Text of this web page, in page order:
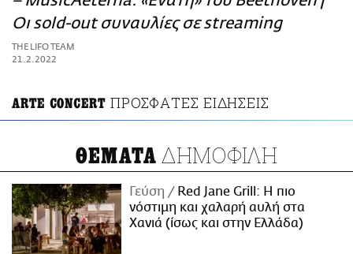
ΑΜΠΑ
PRINT
Οι sold-out συναυλίες σε streaming
THE LIFO TEAM
21.2.2022
ARTE CONCERT ΠΡΟΣΦΑΤΕΣ ΕΙΔΗΣΕΙΣ
ΘΕΜΑΤΑ ΔΗΜΟΦΙΛΗ
Γεύση
Red Jane Grill: Η πιο
νόστιμη και χαλαρή αυλή στα
Χανιά (ίσως και στην Ελλάδα)